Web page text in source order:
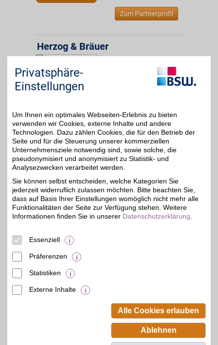
Zum Partnerprofil
38,2 km
Herzog & Bräuer
Auf Karte anzeigen
43,6 km
5%
Herzog & Bräuer
Sepp-Verscht-Str. 1
04463
Großpösna
Auf Karte anzeigen
Zum Partnerprofil
43,7 km
Herzog & Bräuer
Beamten-Selbsthilfewerk GmbH.
Privatsphäre-
Einstellungen
Um Ihnen ein optimales Webseiten-Erlebnis zu bieten
verwenden wir Cookies, externe Inhalte und andere
Technologien. Dazu zählen Cookies, die für den Betrieb der
Seite und für die Steuerung unserer kommerziellen
Unternehmensziele notwendig sind, sowie solche, die
pseudonymisiert und anonymisiert zu Statistik- und
Analysezwecken verarbeitet werden.
Sie können selbst entscheiden, welche Kategorien Sie
jederzeit widerruflich zulassen möchten. Bitte beachten Sie,
dass auf Basis Ihrer Einstellungen womöglich nicht mehr alle
Funktionalitäten der Seite zur Verfügung stehen. Weitere
Informationen finden Sie in unserer Datenschutzerklärung
Essenziell
Präferenzen
Statistiken
Externe Inhalte
Alle Cookies erlauben
Ablehnen